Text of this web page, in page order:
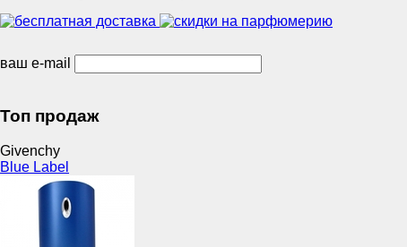
ваш e-mail
Топ продаж
Givenchy
Blue Label